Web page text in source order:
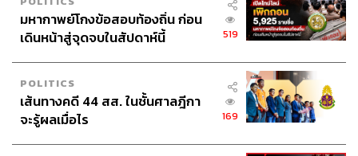
มหากาพย์โกงข้อสอบท้องถิ่น ก่อน
เดินหน้าสู่จุดจบในสัปดาห์นี้
519
POLITICS
เส้นทางคดี 44 สส. ในชั้นศาลฎีกา
จะรู้ผลเมื่อไร
169